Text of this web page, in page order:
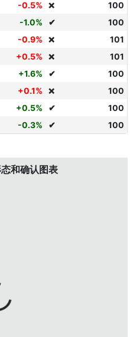
-0.5% ❌
100
-1.0% ✔
100
-0.9% ❌
101
+0.5% ❌
101
+1.6% ✔
100
+0.1% ❌
100
+0.5% ✔
100
-0.3% ✔ 100
和确认图表